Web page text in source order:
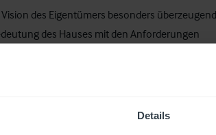
Details
des Eigentümers besonders überzeugend
des Hauses mit den Anforderungen
starke Grundlage für die künftige
reichen Geschichte und einer
Wahrzeichen gemeinsam mit Dr. Ernst